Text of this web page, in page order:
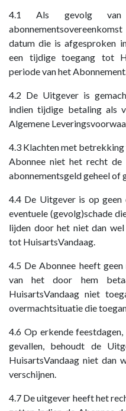
4.1 Als gevolg
datum die is afgesproken
een tijdige toegang tot
periode van het
4.2 De Uitgever is
indien tijdige betaling als
Algemene
4.3 Klachten met
Abonnee niet het recht de
abonnementsgeld geheel of
4.4 De Uitgever is op
eventuele (gevolg)schade
lijden door het niet dan
tot HuisartsVandaag.
4.5 De Abonnee heeft
van het door hem
HuisartsVandaag niet
overmachtsituatie die
4.6 Op erkende
gevallen, behoudt de
HuisartsVandaag niet dan
verschijnen.
4.7 De uitgever heeft het